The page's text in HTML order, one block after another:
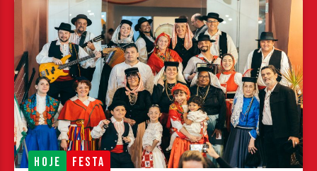
HOJE FESTA